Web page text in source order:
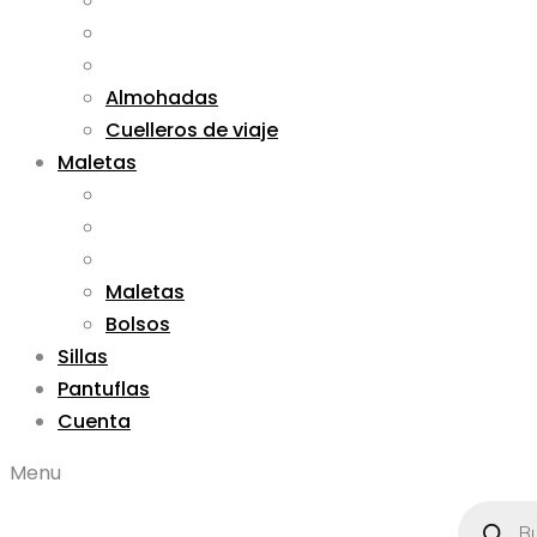
Almohadas
Cuelleros de viaje
Maletas
Maletas
Bolsos
Sillas
Pantuflas
Cuenta
Menu